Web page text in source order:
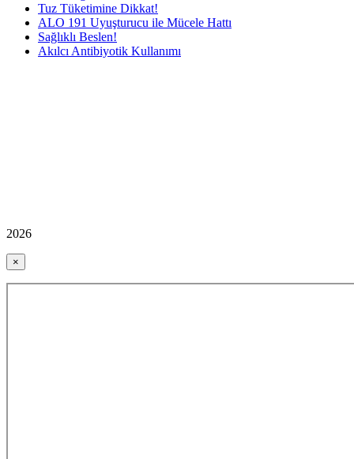
Tuz Tüketimine Dikkat!
ALO 191 Uyuşturucu ile Mücele Hattı
Sağlıklı Beslen!
Akılcı Antibiyotik Kullanımı
2026
×